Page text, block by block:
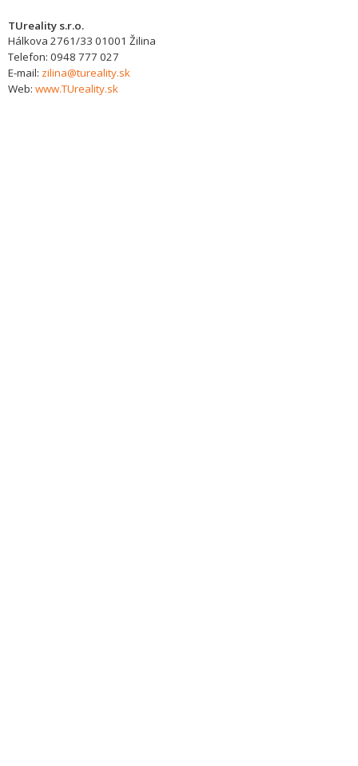
TUreality s.r.o.
Hálkova 2761/33 01001 Žilina
Telefon: 0948 777 027
E-mail: zilina@tureality.sk
Web: www.TUreality.sk